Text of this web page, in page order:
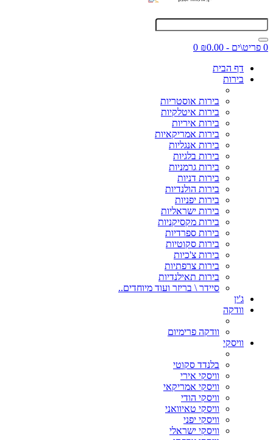
0 פריט\ים - ₪0.00
0
דף הבית
בירות
בירות אוסטריות
בירות איטלקיות
בירות איריות
בירות אמריקאיות
בירות אנגליות
בירות בלגיות
בירות גרמניות
בירות דניות
בירות הולנדיות
בירות יפניות
בירות ישראליות
בירות מקסיקניות
בירות ספרדיות
בירות סקוטיות
בירות צ'כיות
בירות צרפתיות
בירות תאילנדיות
סיידר \ בריזר ועוד מיוחדים..
ג'ין
וודקה
וודקה פרימיום
וויסקי
בלנדד סקוטי
וויסקי אירי
וויסקי אמריקאי
וויסקי הודי
וויסקי טאיוואני
וויסקי יפני
וויסקי ישראלי